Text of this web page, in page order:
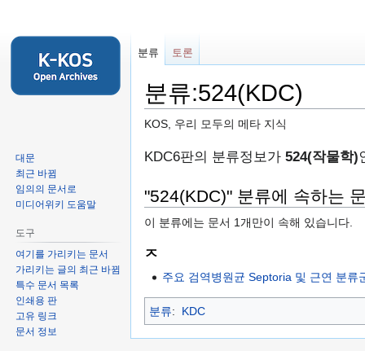
분류:524(KDC)
KOS, 우리 모두의 메타 지식
둘
보
기
로
검
하
러
가
KDC6판의 분류정보가 524(작물학)
"524(KDC)" 분류에 속하는
이 분류에는 문서 1개만이 속해 있습니다.
ㅈ
주요 검역병원균 Septoria 및 근연 분류
분류: KDC
분류 토론
대문
최근 바뀜
임의의 문서로
미디어위키 도움말
도구
여기를 가리키는 문서
가리키는 글의 최근 바뀜
특수 문서 목록
인쇄용 판
고유 링크
문서 정보